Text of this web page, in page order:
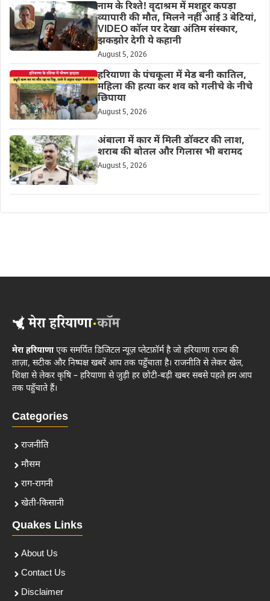
नाम के रिश्ते! वृदाश्रम में मशहूर कपड़ा
व्यापारी की मौत, मिलने नहीं आईं 3 बेटियां,
VIDEO कॉल पर देखा अंतिम संस्कार,
झकझोर देगी ये कहानी
August 5, 2026
हरियाणा के पंचकूला में मेड बनी कातिल,
महिला की हत्या कर शव को गलीचे के नीचे
छिपाया
August 5, 2026
अंबाला में कार में मिली डॉक्टर की लाश,
शराब की बोतल और गिलास भी बरामद
August 5, 2026
मेरा हरियाणाएक समर्पित डिजिटल न्यूज़ प्लेटफ़ॉर्म है जो हरियाणा राज्य की
ताज़ा, सटीक और निष्पक्ष खबरें आप तक पहुँचाता है। राजनीति से लेकर खेल,
शिक्षा से लेकर कृषि – हरियाणा से जुड़ी हर छोटी-बड़ी खबर सबसे पहले हम आप
तक पहुँचाते हैं।
Categories
राजनीति
मौसम
राग-रागनी
खेती-किसानी
Quakes Links
About Us
Contact Us
Disclaimer